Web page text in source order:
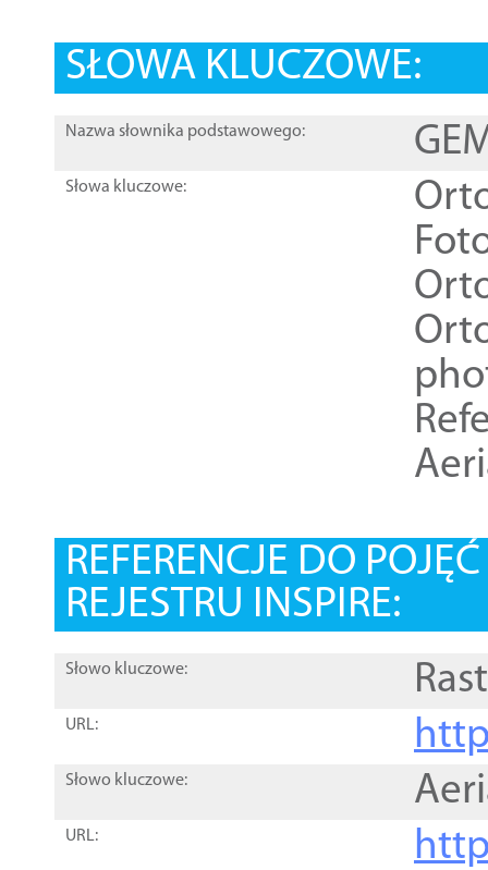
SŁOWA KLUCZOWE:
Nazwa słownika podstawowego:
Słowa kluczowe:
REFERENCJE DO
REJESTRU INSPIRE:
Słowo kluczowe:
URL:
Słowo kluczowe:
URL: